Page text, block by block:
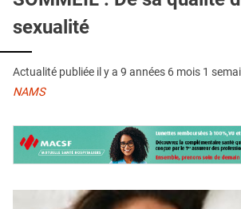
QUI SOMMES-NOUS ?
CONDITIONS GÉNÉRALES
CRÉDITS
sexualité
Actualité publiée il y a 9 années 6 mois 1
NAMS